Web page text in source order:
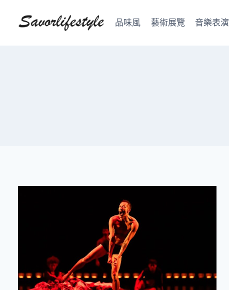
品味風 藝術展覽 音樂表演